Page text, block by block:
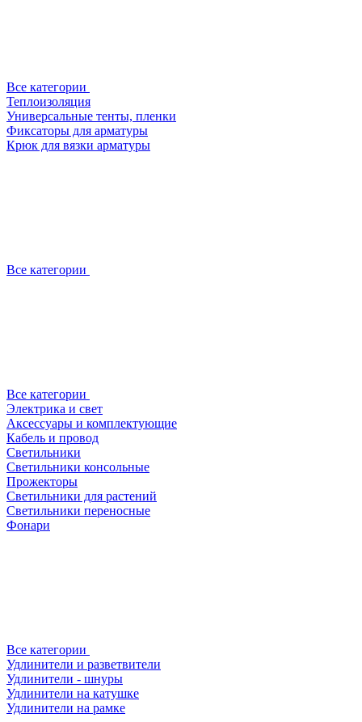
Все категории
Теплоизоляция
Универсальные тенты, пленки
Фиксаторы для арматуры
Крюк для вязки арматуры
Все категории
Все категории
Электрика и свет
Аксессуары и комплектующие
Кабель и провод
Светильники
Светильники консольные
Прожекторы
Светильники для растений
Светильники переносные
Фонари
Все категории
Удлинители и разветвители
Удлинители - шнуры
Удлинители на катушке
Удлинители на рамке